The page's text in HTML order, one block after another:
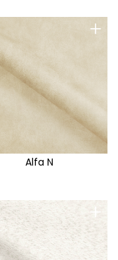
+
Alfa N
+